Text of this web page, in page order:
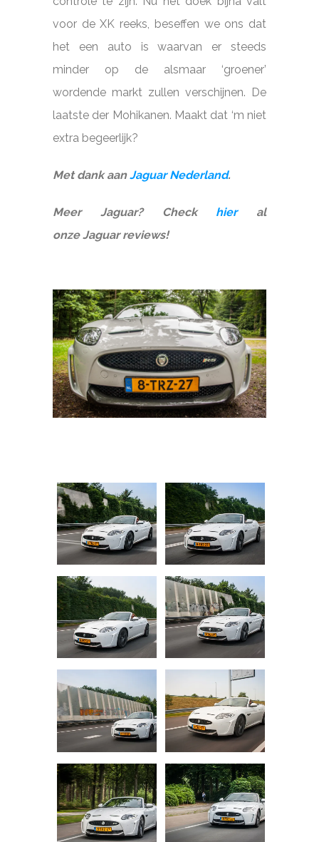
voor de XK reeks, beseffen we ons dat
het een auto is waarvan er steeds
minder op de alsmaar ‘groener’
wordende markt zullen verschijnen. De
laatste der Mohikanen. Maakt dat ‘m niet
extra begeerlijk?
Met dank aanJaguar Nederland.
Meer Jaguar? Check hieral
onze Jaguar reviews!